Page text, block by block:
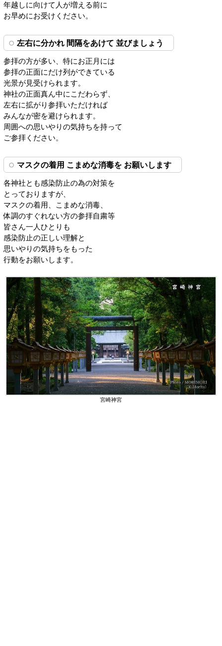
年越しに向けて人が増える前に
お早めにお受けください。
左右に分かれ 間隔をあけて 並びましょう
参拝の方が多い、特にお正月には
参拝の正面にだけ列ができている
光景が見受けられます。
神社の正面真ん中にこだわらず、
左右に拡がり参拝いただければ
みんなが密を避けられます。
周囲への思いやりの気持ちを持って
ご参拝ください。
マスクの着用 こまめな消毒を お願いします
各神社とも感染防止の為の対策を
とっておりますが、
マスクの着用、こまめな消毒、
体調のすぐれない方の参拝自粛等
皆さん一人ひとりも
感染防止の正しい理解と
思いやりの気持ちをもった
行動をお願いします。
宮崎神宮